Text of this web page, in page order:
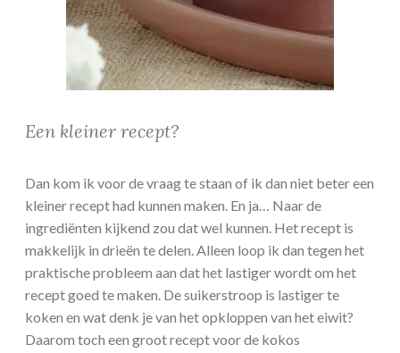
Een kleiner recept?
Dan kom ik voor de vraag te staan of ik dan niet beter een
kleiner recept had kunnen maken. En ja… Naar de
ingrediënten kijkend zou dat wel kunnen. Het recept is
makkelijk in drieën te delen. Alleen loop ik dan tegen het
praktische probleem aan dat het lastiger wordt om het
recept goed te maken. De suikerstroop is lastiger te
koken en wat denk je van het opkloppen van het eiwit?
Daarom toch een groot recept voor de kokos